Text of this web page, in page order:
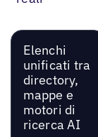
Elenchi
unificati tra
directory,
mappe e
motori di
ricerca AI